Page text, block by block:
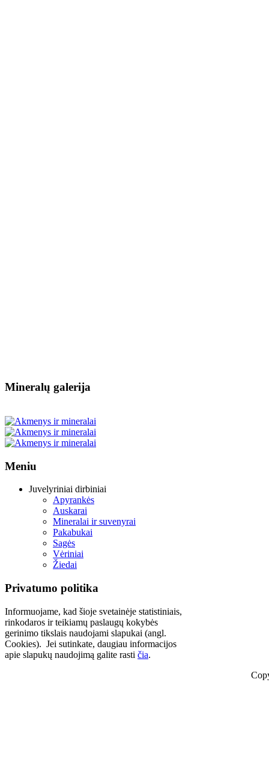
Mineralų galerija
Meniu
Juvelyriniai dirbiniai
Apyrankės
Auskarai
Mineralai ir suvenyrai
Pakabukai
Sagės
Vėriniai
Žiedai
Privatumo politika
Informuojame, kad šioje svetainėje statistiniais,
rinkodaros ir teikiamų paslaugų kokybės
gerinimo tikslais naudojami slapukai (angl.
Cookies). Jei sutinkate, daugiau informacijos
apie slapukų naudojimą galite rasti čia.